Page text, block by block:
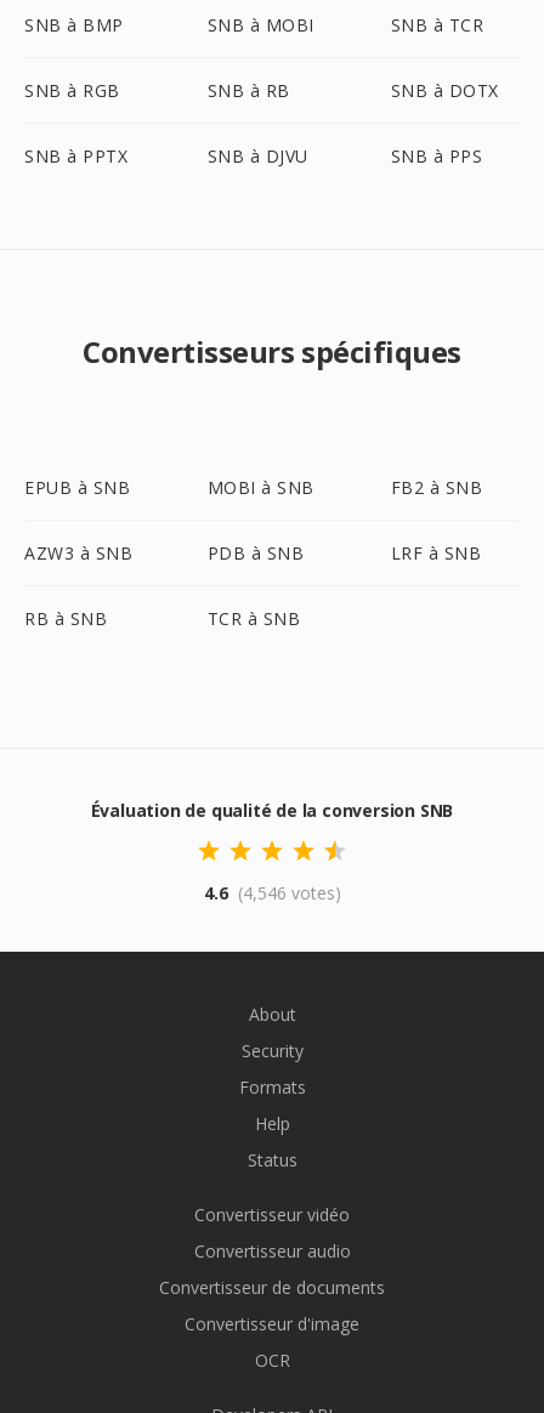
SNB à BMP SNB à MOBI SNB à TCR
SNB à RGB SNB à RB SNB à DOTX
SNB à PPTX SNB à DJVU SNB à PPS
Convertisseurs spécifiques
EPUB à SNB MOBI à SNB FB2 à SNB
AZW3 à SNB PDB à SNB LRF à SNB
RB à SNB TCR à SNB
Évaluation de qualité de la conversion SNB
4.6 (4,546 votes)
About
Security
Formats
Help
Status
Convertisseur vidéo
Convertisseur audio
Convertisseur de documents
Convertisseur d'image
OCR